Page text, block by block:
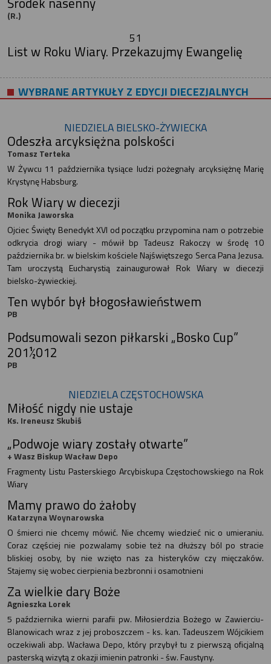
(R.)
51
List w Roku Wiary. Przekazujmy Ewangelię
WYBRANE ARTYKUŁY Z EDYCJI DIECEZJALNYCH
NIEDZIELA BIELSKO-ŻYWIECKA
Odeszła arcyksiężna polskości
Tomasz Terteka
W Żywcu 11 października tysiące ludzi pożegnały arcyksiężnę Marię
Krystynę Habsburg.
Rok Wiary w diecezji
Monika Jaworska
Ojciec Święty Benedykt XVI od początku przypomina nam o potrzebie
odkrycia drogi wiary - mówił bp Tadeusz Rakoczy w środę 10
października br. w bielskim kościele Najświętszego Serca Pana Jezusa.
Tam uroczystą Eucharystią zainaugurował Rok Wiary w diecezji
bielsko-żywieckiej.
Ten wybór był błogosławieństwem
PB
Podsumowali sezon piłkarski „Bosko Cup”
201½012
PB
NIEDZIELA CZĘSTOCHOWSKA
Miłość nigdy nie ustaje
Ks. Ireneusz Skubiś
„Podwoje wiary zostały otwarte”
+ Wasz Biskup Wacław Depo
Fragmenty Listu Pasterskiego Arcybiskupa Częstochowskiego na Rok
Wiary
Mamy prawo do żałoby
Katarzyna Woynarowska
O śmierci nie chcemy mówić. Nie chcemy wiedzieć nic o umieraniu.
Coraz częściej nie pozwalamy sobie też na dłuższy ból po stracie
bliskiej osoby, by nie wzięto nas za histeryków czy mięczaków.
Stajemy się wobec cierpienia bezbronni i osamotnieni
Za wielkie dary Boże
Agnieszka Lorek
5 października wierni parafii pw. Miłosierdzia Bożego w Zawierciu-
Blanowicach wraz z jej proboszczem - ks. kan. Tadeuszem Wójcikiem
oczekiwali abp. Wacława Depo, który przybył tu z pierwszą oficjalną
pasterską wizytą z okazji imienin patronki - św. Faustyny.